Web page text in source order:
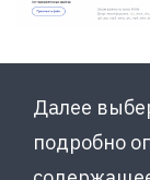
Далее
подробно